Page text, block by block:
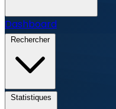
Dashboard
Rechercher
Statistiques